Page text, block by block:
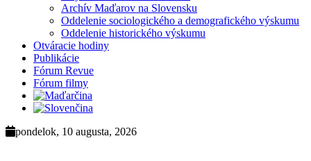
Archív Maďarov na Slovensku
Oddelenie sociologického a demografického výskumu
Oddelenie historického výskumu
Otváracie hodiny
Publikácie
Fórum Revue
Fórum filmy
pondelok, 10 augusta, 2026